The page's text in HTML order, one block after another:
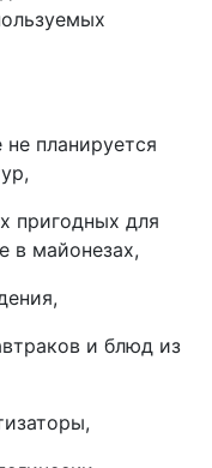
планируется
пригодных для
в майонезах,
и блюд из